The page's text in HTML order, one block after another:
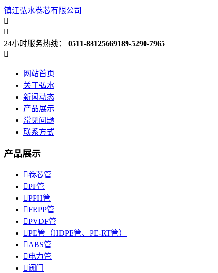
镇江弘水卷芯有限公司


24小时服务热线：
0511-88125669189-5290-7965

网站首页
关于弘水
新闻动态
产品展示
常见问题
联系方式
产品展示
卷芯管
PP管
PPH管
FRPP管
PVDF管
PE管（HDPE管、PE-RT管）
ABS管
 电力管
阀门